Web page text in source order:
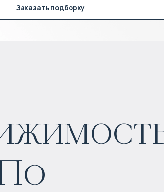
Заказать подборку